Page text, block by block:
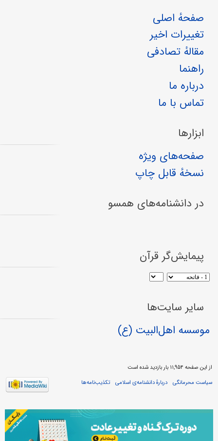
صفحهٔ اصلی
تغییرات اخیر
مقالهٔ تصادفی
راهنما
درباره ما
تماس با ما
ابزارها
صفحه‌های ویژه
نسخهٔ قابل چاپ
در دانشنامه‌های همسو
پیمایش‌گر قرآن
سایر سایت‌ها
موسسه اهل‌البیت (ع)
از این صفحه ۱۱,۹۵۴ بار بازدید شده است
سیاست محرمانگی
دربارهٔ دانشنامه‌ی اسلامی تکذیب‌نامه‌ها